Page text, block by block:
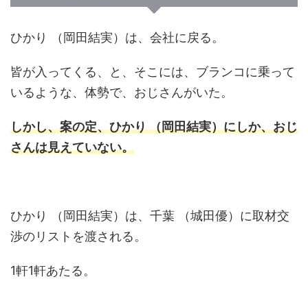
ひかり （岡田結実）は、会社に戻る。
皆が入ってくる、と、そこには、ブランコに乗って
いるような、体勢で、おじさんがいた。
しかし、案の定、ひかり （岡田結実）にしか、おじ
さんは見えていない。
ひかり （岡田結実）は、千葉 （城田優）に取材交
渉のリストを渡される。
1軒1軒あたる。